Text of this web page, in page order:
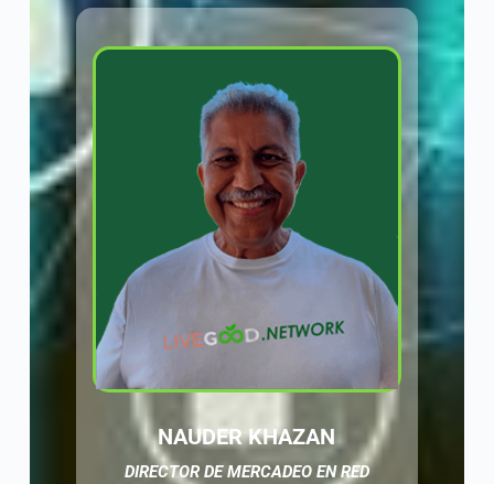
NAUDER KHAZAN
DIRECTOR DE MERCADEO EN RED